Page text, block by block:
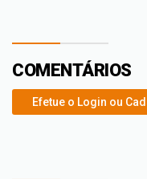
COMENTÁRIOS
Efetue o Login ou